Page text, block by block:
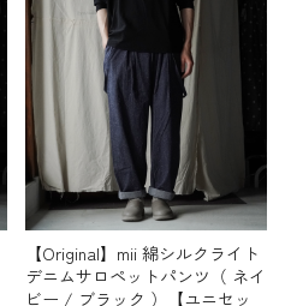
【Original】mii 綿シルクライト
デニムサロペットパンツ（ ネイ
ビー / ブラック ）【ユニセッ